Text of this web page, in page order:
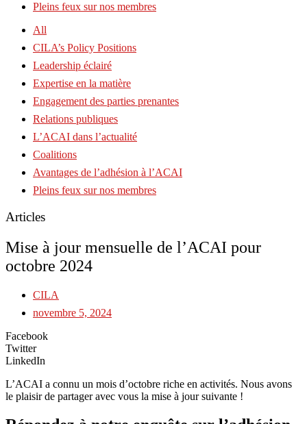
Pleins feux sur nos membres
All
CILA’s Policy Positions
Leadership éclairé
Expertise en la matière
Engagement des parties prenantes
Relations publiques
L’ACAI dans l’actualité
Coalitions
Avantages de l’adhésion à l’ACAI
Pleins feux sur nos membres
Articles
Mise à jour mensuelle de l’ACAI pour
octobre 2024
CILA
novembre 5, 2024
Facebook
Twitter
LinkedIn
L’ACAI a connu un mois d’octobre riche en activités. Nous avons
le plaisir de partager avec vous la mise à jour suivante !